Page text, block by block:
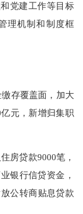
党建工作等目标
理机制和制度框
存覆盖面，加大
亿元，新增归集职
房贷款9000笔，
银行信贷资金，
公转商贴息贷款